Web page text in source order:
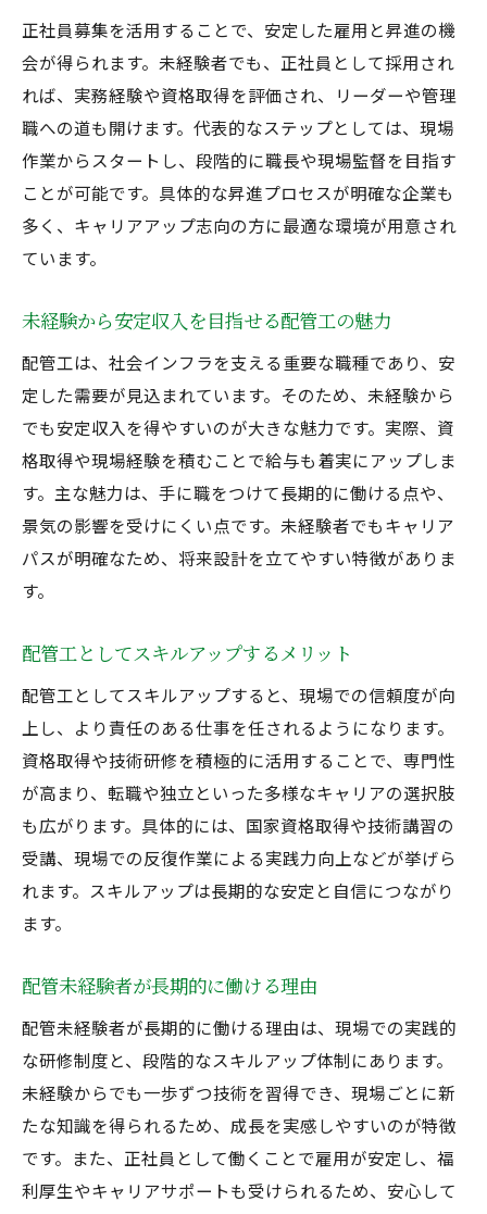
正社員募集を活用することで、安定した雇用と昇進の機
会が得られます。未経験者でも、正社員として採用され
れば、実務経験や資格取得を評価され、リーダーや管理
職への道も開けます。代表的なステップとしては、現場
作業からスタートし、段階的に職長や現場監督を目指す
ことが可能です。具体的な昇進プロセスが明確な企業も
多く、キャリアアップ志向の方に最適な環境が用意され
ています。
未経験から安定収入を目指せる配管工の魅力
配管工は、社会インフラを支える重要な職種であり、安
定した需要が見込まれています。そのため、未経験から
でも安定収入を得やすいのが大きな魅力です。実際、資
格取得や現場経験を積むことで給与も着実にアップしま
す。主な魅力は、手に職をつけて長期的に働ける点や、
景気の影響を受けにくい点です。未経験者でもキャリア
パスが明確なため、将来設計を立てやすい特徴がありま
す。
配管工としてスキルアップするメリット
配管工としてスキルアップすると、現場での信頼度が向
上し、より責任のある仕事を任されるようになります。
資格取得や技術研修を積極的に活用することで、専門性
が高まり、転職や独立といった多様なキャリアの選択肢
も広がります。具体的には、国家資格取得や技術講習の
受講、現場での反復作業による実践力向上などが挙げら
れます。スキルアップは長期的な安定と自信につながり
ます。
配管未経験者が長期的に働ける理由
配管未経験者が長期的に働ける理由は、現場での実践的
な研修制度と、段階的なスキルアップ体制にあります。
未経験からでも一歩ずつ技術を習得でき、現場ごとに新
たな知識を得られるため、成長を実感しやすいのが特徴
です。また、正社員として働くことで雇用が安定し、福
利厚生やキャリアサポートも受けられるため、安心して